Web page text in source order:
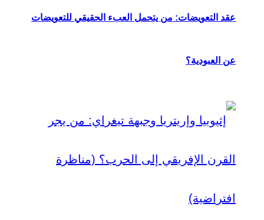
عقد التعويضات: من يتحمل العبء الحقيقي للتعويضات
عن العبودية؟